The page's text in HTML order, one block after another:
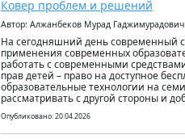
Ковер проблем и решений
Автор: Алжанбеков Мурад Гаджимурадович
На сегодняшний день современный
применения современных
работать с современными
прав детей – право на доступное
образовательные технологии на
рассматривать с другой стороны и
Опубликовано: 20.04.2026